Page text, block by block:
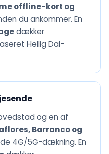
offline-kort og
du ankommer. En
dækker
Hellig Dal-
og en af
Barranco og
4G/5G-dækning. En